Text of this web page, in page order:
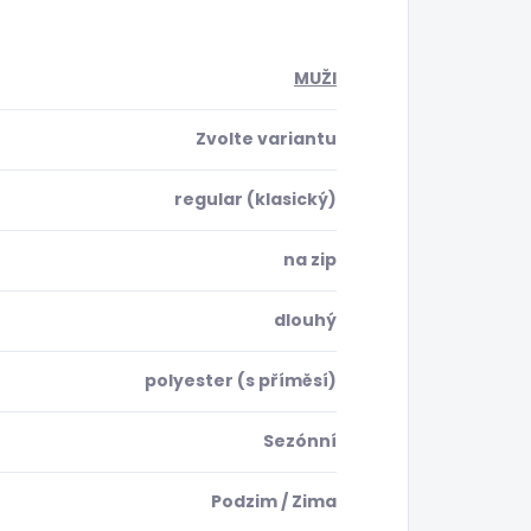
MUŽI
Zvolte variantu
regular (klasický)
na zip
dlouhý
polyester (s příměsí)
Sezónní
Podzim / Zima